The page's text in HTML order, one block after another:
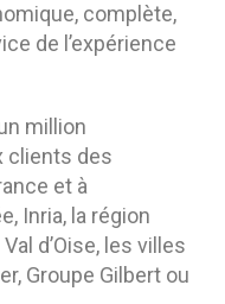
complète,
de l’expérience
million
clients des
et à
Inria, la région
d’Oise, les villes
Groupe Gilbert ou